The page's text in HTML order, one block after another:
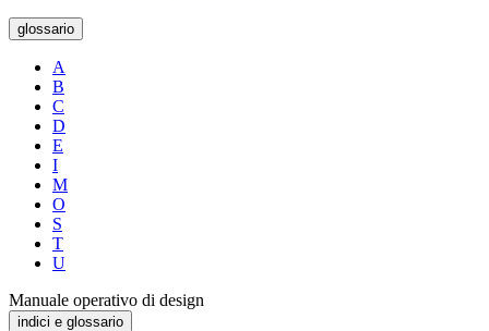
glossario
A
B
C
D
E
I
M
O
S
T
U
Manuale operativo di design
indici e glossario